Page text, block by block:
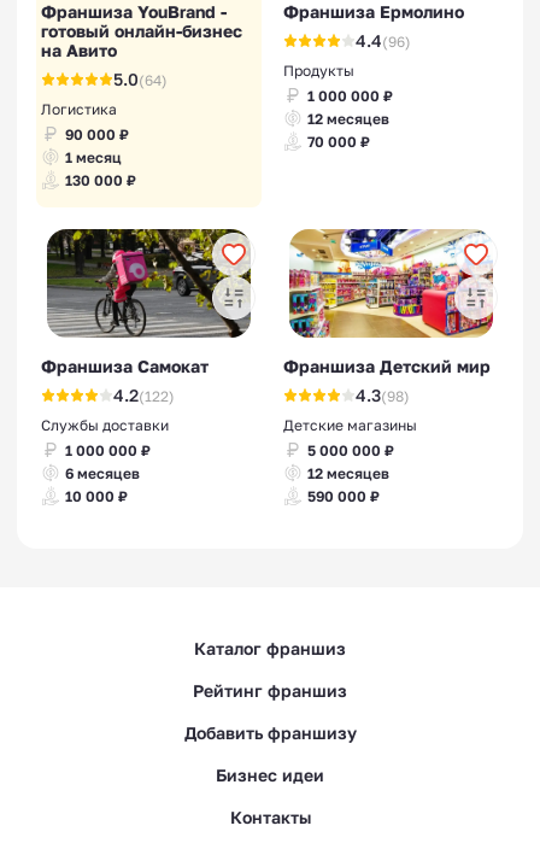
Франшиза YouBrand -
готовый онлайн-бизнес
на Авито
5.0(64)
Логистика
90 000 ₽
1 месяц
130 000 ₽
Франшиза Ермолино
4.4(96)
Продукты
1 000 000 ₽
12 месяцев
70 000 ₽
Франшиза Самокат
4.2(122)
Службы доставки
1 000 000 ₽
6 месяцев
10 000 ₽
Франшиза Детский мир
4.3(98)
Детские магазины
5 000 000 ₽
12 месяцев
590 000 ₽
Каталог франшиз
Рейтинг франшиз
Добавить франшизу
Бизнес идеи
Контакты